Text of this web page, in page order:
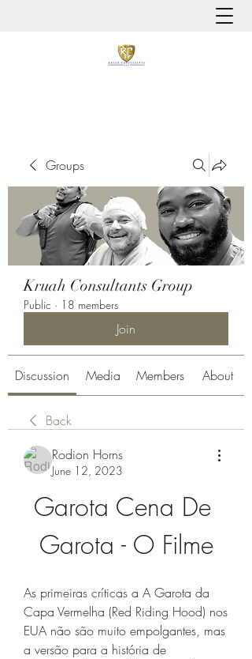
Groups
Kruah Consultants Group
Public · 18 members
Join
Discussion Media Members About
Back
Rodion Horns
June 12, 2023
Garota Cena De
Garota - O Filme
As primeiras críticas a A Garota da
Capa Vermelha (Red Riding Hood) nos
EUA não são muito empolgantes, mas
a versão para a história de